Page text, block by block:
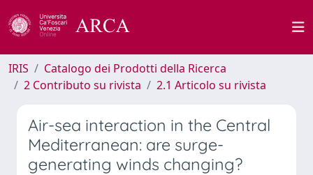
IRIS
Catalogo dei Prodotti della Ricerca
2 Contributo su rivista
2.1 Articolo su rivista
Air-sea interaction in the Central
Mediterranean: are surge-
generating winds changing?